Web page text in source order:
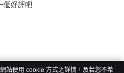
個好評吧
站使用 cookie 方式之詳情，及若您不希